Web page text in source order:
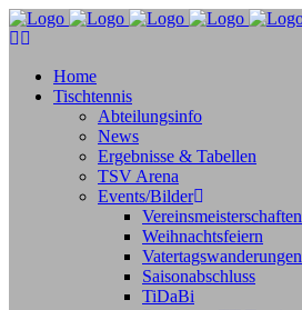
Home
Tischtennis
Abteilungsinfo
News
Ergebnisse & Tabellen
TSV Arena
Events/Bilder
Vereinsmeisterschaften
Weihnachtsfeiern
Vatertagswanderungen
Saisonabschluss
TiDaBi